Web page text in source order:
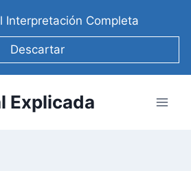
Interpretación Completa
Descartar
Explicada